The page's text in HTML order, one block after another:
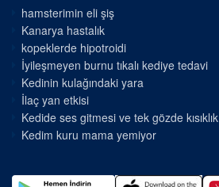
hamsterimin eli şiş
Kanarya hastalık
kopeklerde hipotroidi
İyileşmeyen burnu tıkalı kediye tedavi
Kedinin kulağındaki yara
İlaç yan etkisi
Kedide ses gitmesi ve tek gözde kısıklık
Kedim kuru mama yemiyor